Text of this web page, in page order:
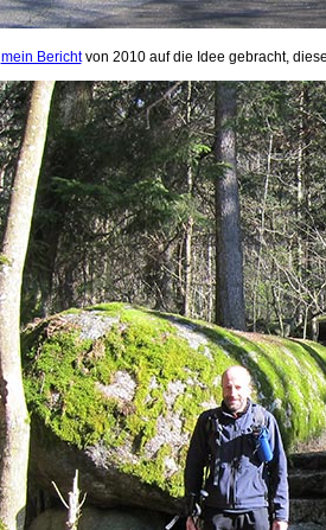
mein Berichtvon 2010 auf die Idee gebracht,